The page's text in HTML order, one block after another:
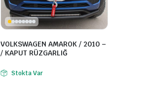
VOLKSWAGEN AMAROK / 2010 –
/ KAPUT RÜZGARLIĞ
Stokta Var